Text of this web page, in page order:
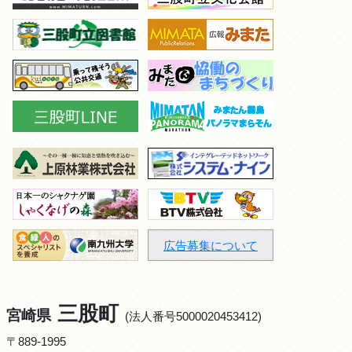
広告募集について
宮崎県 三股町 (法人番号5000020453412)
〒889-1995